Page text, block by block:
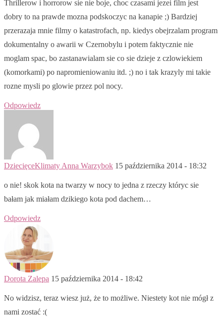
Thrillerow i horrorow sie nie boje, choc czasami jezei film jest
dobry to na prawde mozna podskoczyc na kanapie ;) Bardziej
przerazaja mnie filmy o katastrofach, np. kiedys obejrzalam program
dokumentalny o awarii w Czernobylu i potem faktycznie nie
moglam spac, bo zastanawialam sie co sie dzieje z czlowiekiem
(komorkami) po napromieniowaniu itd. ;) no i tak krazyly mi takie
rozne mysli po glowie przez pol nocy.
Odpowiedz
DziecięceKlimaty Anna Warzybok 15 października 2014 - 18:32
o nie! skok kota na twarzy w nocy to jedna z rzeczy któryc sie
bałam jak miałam dzikiego kota pod dachem…
Odpowiedz
Dorota Zalepa 15 października 2014 - 18:42
No widzisz, teraz wiesz już, że to możliwe. Niestety kot nie mógł z
nami zostać :(